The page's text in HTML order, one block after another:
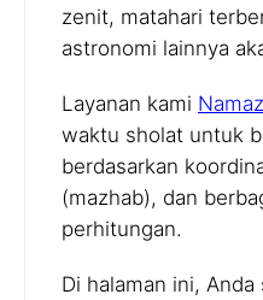
zenit, matahari
astronomi lainnya
Layanan kami
waktu sholat untuk
berdasarkan
(mazhab), dan
perhitungan.
Di halaman ini,